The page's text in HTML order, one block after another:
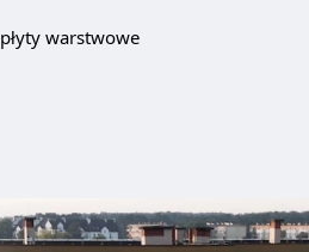
warstwowe